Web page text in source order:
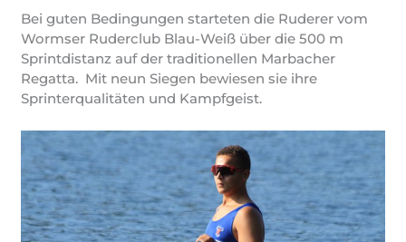
Bei guten Bedingungen starteten die Ruderer vom
Wormser Ruderclub Blau-Weiß über die 500 m
Sprintdistanz auf der traditionellen Marbacher
Regatta. Mit neun Siegen bewiesen sie ihre
Sprinterqualitäten und Kampfgeist.